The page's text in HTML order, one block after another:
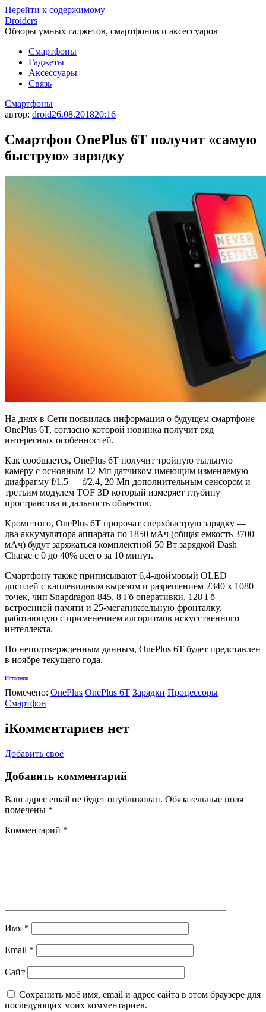
Перейти к содержимому
Droiders
Обзоры умных гаджетов, смартфонов и аксессуаров
Смартфоны
Гаджеты
Аксессуары
Связь
Смартфоны
автор: droid26.08.201820:16
Смартфон OnePlus 6T получит «самую
быструю» зарядку
На днях в Сети появилась информация о будущем смартфоне
OnePlus 6T, согласно которой новинка получит ряд
интересных особенностей.
Как сообщается, OnePlus 6T получит тройную тыльную
камеру с основным 12 Мп датчиком имеющим изменяемую
диафрагму f/1.5 — f/2.4, 20 Мп дополнительным сенсором и
третьим модулем TOF 3D который измеряет глубину
пространства и дальность объектов.
Кроме того, OnePlus 6T пророчат сверхбыструю зарядку —
два аккумулятора аппарата по 1850 мАч (общая емкость 3700
мАч) будут заряжаться комплектной 50 Вт зарядкой Dash
Charge с 0 до 40% всего за 10 минут.
Смартфону также приписывают 6,4-дюймовый OLED
дисплей с каплевидным вырезом и разрешением 2340 х 1080
точек, чип Snapdragon 845, 8 Гб оперативки, 128 Гб
встроенной памяти и 25-мегапиксельную фронталку,
работающую с применением алгоритмов искусственного
интеллекта.
По неподтвержденным данным, OnePlus 6T будет представлен
в ноябре текущего года.
Источник
Помечено: OnePlus OnePlus 6T Зарядки Процессоры
Смартфон
iКомментариев нет
Добавить своё
Добавить комментарий
Ваш адрес email не будет опубликован. Обязательные поля
помечены *
Комментарий *
Имя *
Email *
Сайт
Сохранить моё имя, email и адрес сайта в этом браузере для
последующих моих комментариев.